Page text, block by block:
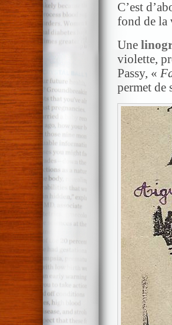
C’est
fond de la
Une
violette,
Passy, «
permet de